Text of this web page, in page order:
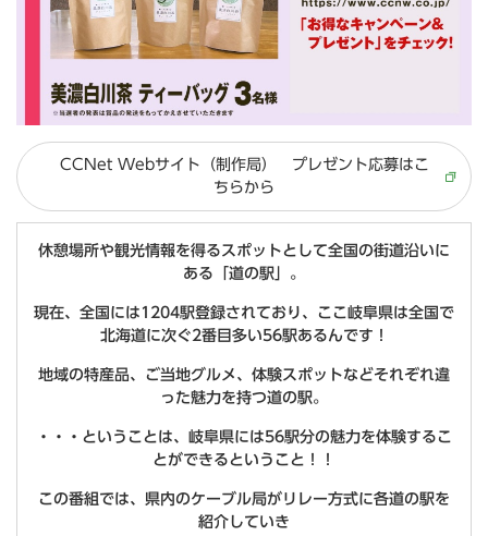
CCNet Webサイト（制作局） プレゼント応募はこ
ちらから
休憩場所や観光情報を得るスポットとして全国の街道沿いに
ある「道の駅」。
現在、全国には1204駅登録されており、ここ岐阜県は全国で
北海道に次ぐ2番目多い56駅あるんです！
地域の特産品、ご当地グルメ、体験スポットなどそれぞれ違
った魅力を持つ道の駅。
・・・ということは、岐阜県には56駅分の魅力を体験するこ
とができるということ！！
この番組では、県内のケーブル局がリレー方式に各道の駅を
紹介していき